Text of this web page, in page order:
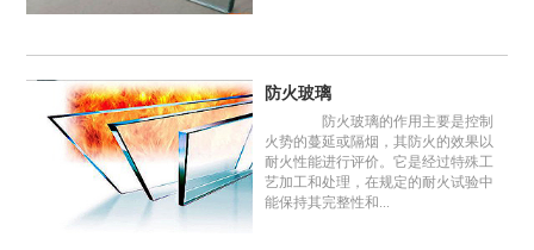
防火玻璃
防火玻璃的作用主要是控制
火势的蔓延或隔烟，其防火的效果以
耐火性能进行评价。它是经过特殊工
艺加工和处理，在规定的耐火试验中
能保持其完整性和...